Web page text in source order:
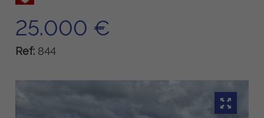
25.000 €
Ref: 844